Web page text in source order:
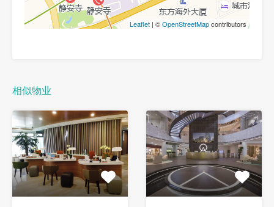
Leaflet | ©OpenStreetMapcontributors
相似物业